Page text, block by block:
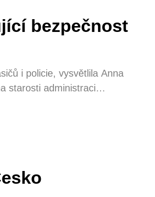
bezpečnost
i policie, vysvětlila Anna
starosti administraci
pro drony až po posilování